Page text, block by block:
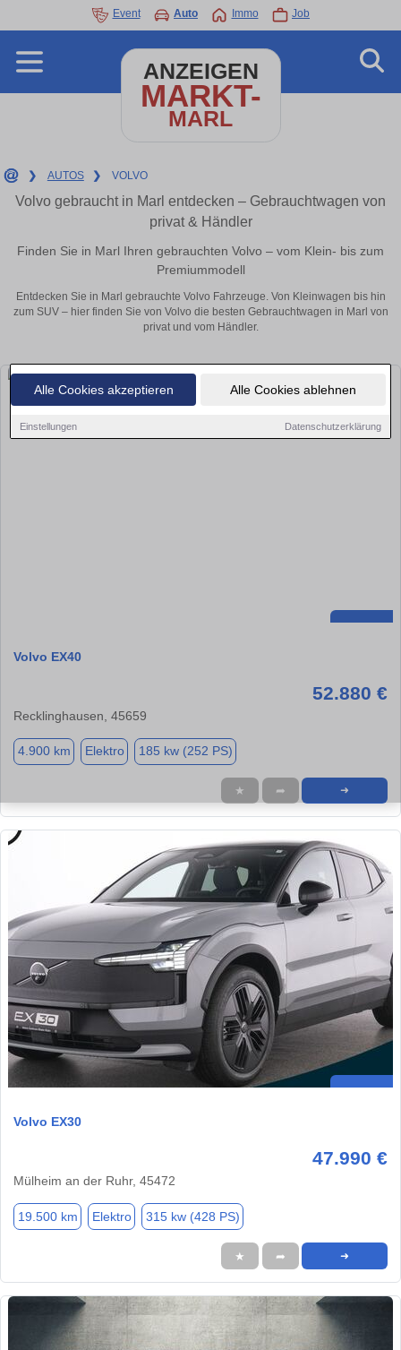
Alle Cookies akzeptieren Alle Cookies ablehnen
Einstellungen Datenschutzerklärung
Event Auto Immo Job
ANZEIGEN
MARKT-
MARL
❯ AUTOS ❯ VOLVO
Volvo gebraucht in Marl entdecken – Gebrauchtwagen von
privat & Händler
Finden Sie in Marl Ihren gebrauchten Volvo – vom Klein- bis zum
Premiummodell
Entdecken Sie in Marl gebrauchte Volvo Fahrzeuge. Von Kleinwagen bis hin
zum SUV – hier finden Sie von Volvo die besten Gebrauchtwagen in Marl von
privat und vom Händler.
Volvo EX40
52.880 €
Recklinghausen, 45659
4.900 km Elektro 185 kw (252 PS)
★ ➦ ➜
Volvo EX30
47.990 €
Mülheim an der Ruhr, 45472
19.500 km Elektro 315 kw (428 PS)
★ ➦ ➜